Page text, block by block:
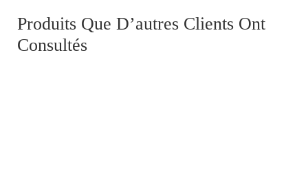
Produits Que D’autres Clients Ont
Consultés